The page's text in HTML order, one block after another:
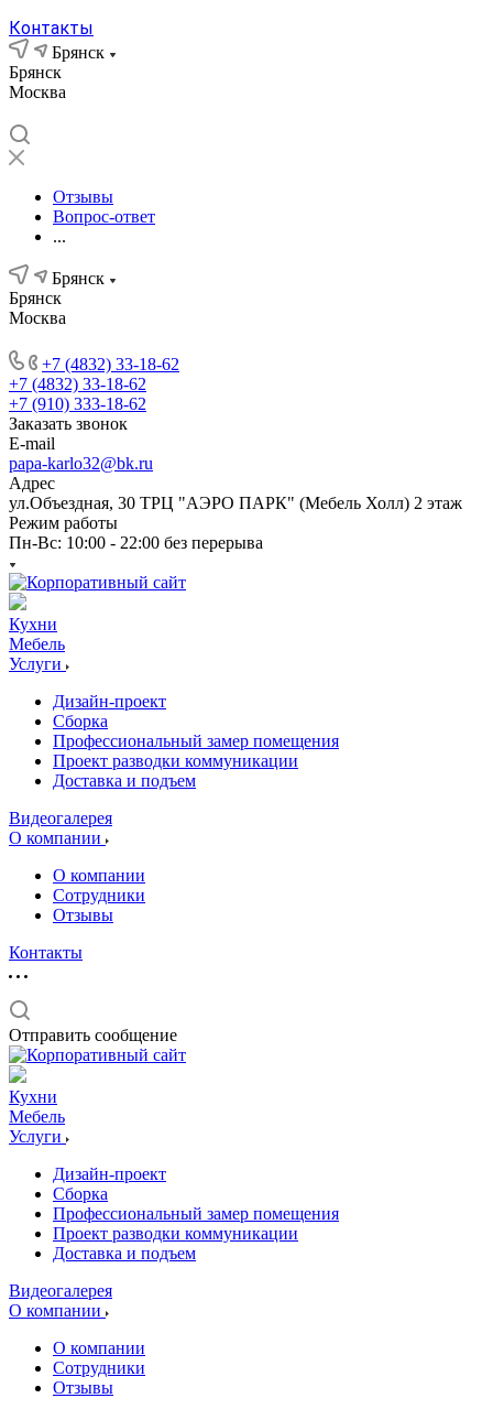
Контакты
Брянск
Брянск
Москва
Отзывы
Вопрос-ответ
...
Брянск
Брянск
Москва
+7 (4832) 33-18-62
+7 (4832) 33-18-62
+7 (910) 333-18-62
Заказать звонок
E-mail
papa-karlo32@bk.ru
Адрес
ул.Объездная, 30 ТРЦ "АЭРО ПАРК" (Мебель Холл) 2 этаж
Режим работы
Пн-Вс: 10:00 - 22:00 без перерыва
Кухни
Мебель
Услуги
Дизайн-проект
Сборка
Профессиональный замер помещения
Проект разводки коммуникации
Доставка и подъем
Видеогалерея
О компании
О компании
Сотрудники
Отзывы
Контакты
Отправить сообщение
Кухни
Мебель
Услуги
Дизайн-проект
Сборка
Профессиональный замер помещения
Проект разводки коммуникации
Доставка и подъем
Видеогалерея
О компании
О компании
Сотрудники
Отзывы